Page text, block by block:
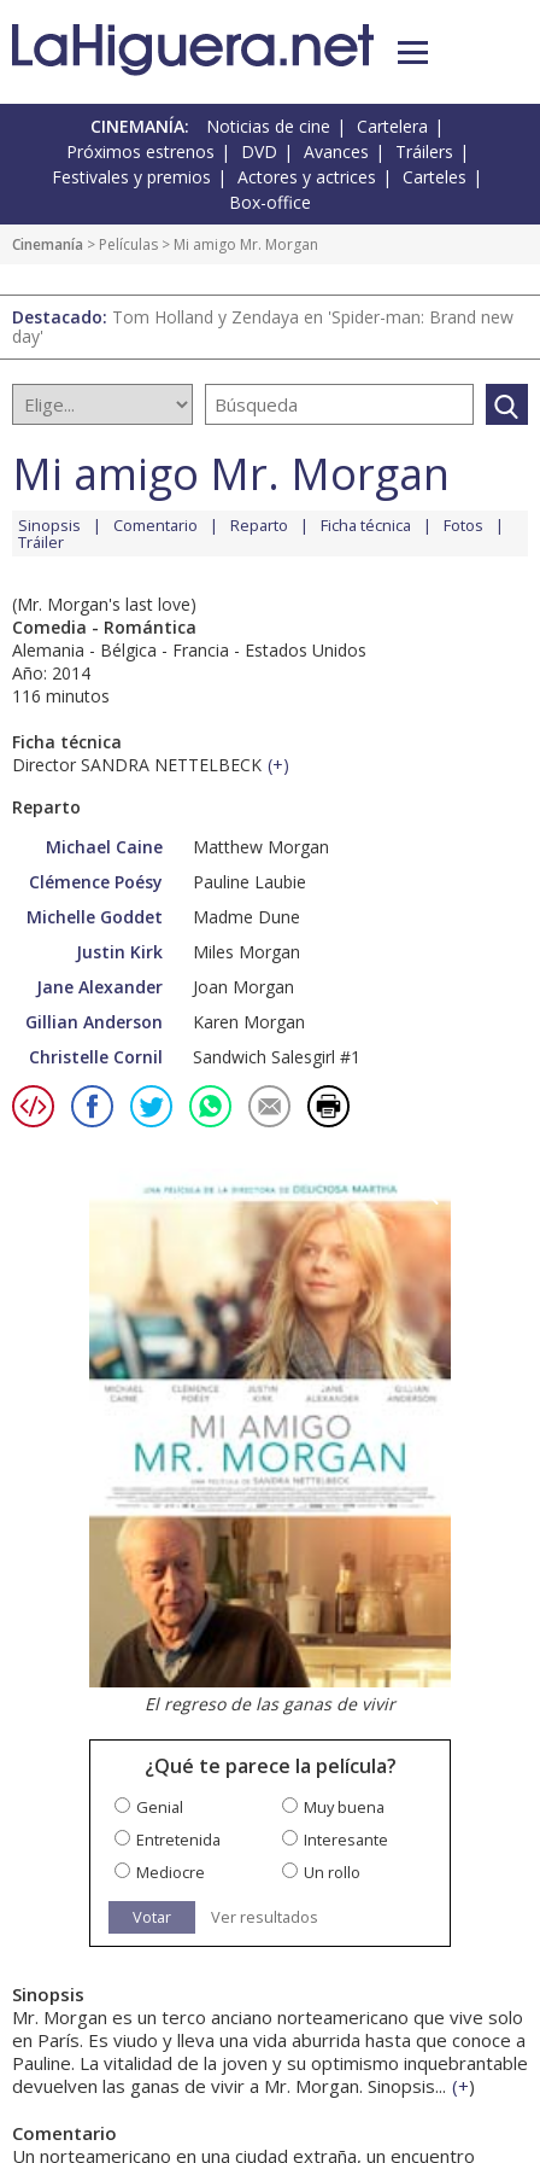
CINEMANÍA: Noticias de cine
Cartelera
Próximos estrenos
DVD Avances
Tráilers
Festivales y premios
Actores y actrices
Carteles
Box-office
Cinemanía > Películas > Mi amigo Mr. Morgan
Destacado: Tom Holland y Zendaya en 'Spider-man: Brand new
day'
Mi amigo Mr. Morgan
Sinopsis Comentario Reparto Ficha técnica Fotos
Tráiler
(Mr. Morgan's last love)
Comedia - Romántica
Alemania - Bélgica - Francia - Estados Unidos
Año: 2014
116 minutos
Ficha técnica
Director SANDRA NETTELBECK (+)
Reparto
Michael Caine
Matthew Morgan
Clémence Poésy
Pauline Laubie
Michelle Goddet
Madme Dune
Justin Kirk
Miles Morgan
Jane Alexander
Joan Morgan
Gillian Anderson
Karen Morgan
Christelle Cornil
Sandwich Salesgirl #1
El regreso de las ganas de vivir
¿Qué te parece la película?
Genial
Muy buena
Entretenida
Interesante
Mediocre
Un rollo
Votar Ver resultados
Sinopsis
Mr. Morgan es un terco anciano norteamericano que vive solo
en París. Es viudo y lleva una vida aburrida hasta que conoce a
Pauline. La vitalidad de la joven y su optimismo inquebrantable
devuelven las ganas de vivir a Mr. Morgan. Sinopsis... (+)
Comentario
Un norteamericano en una ciudad extraña, un encuentro